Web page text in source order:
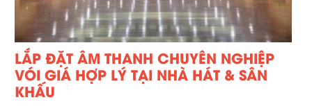
LẮP ĐẶT ÂM THANH CHUYÊN NGHIỆP
VÓI GIÁ HỢP LÝ TẠI NHÀ HÁT & SÂN
KHẤU